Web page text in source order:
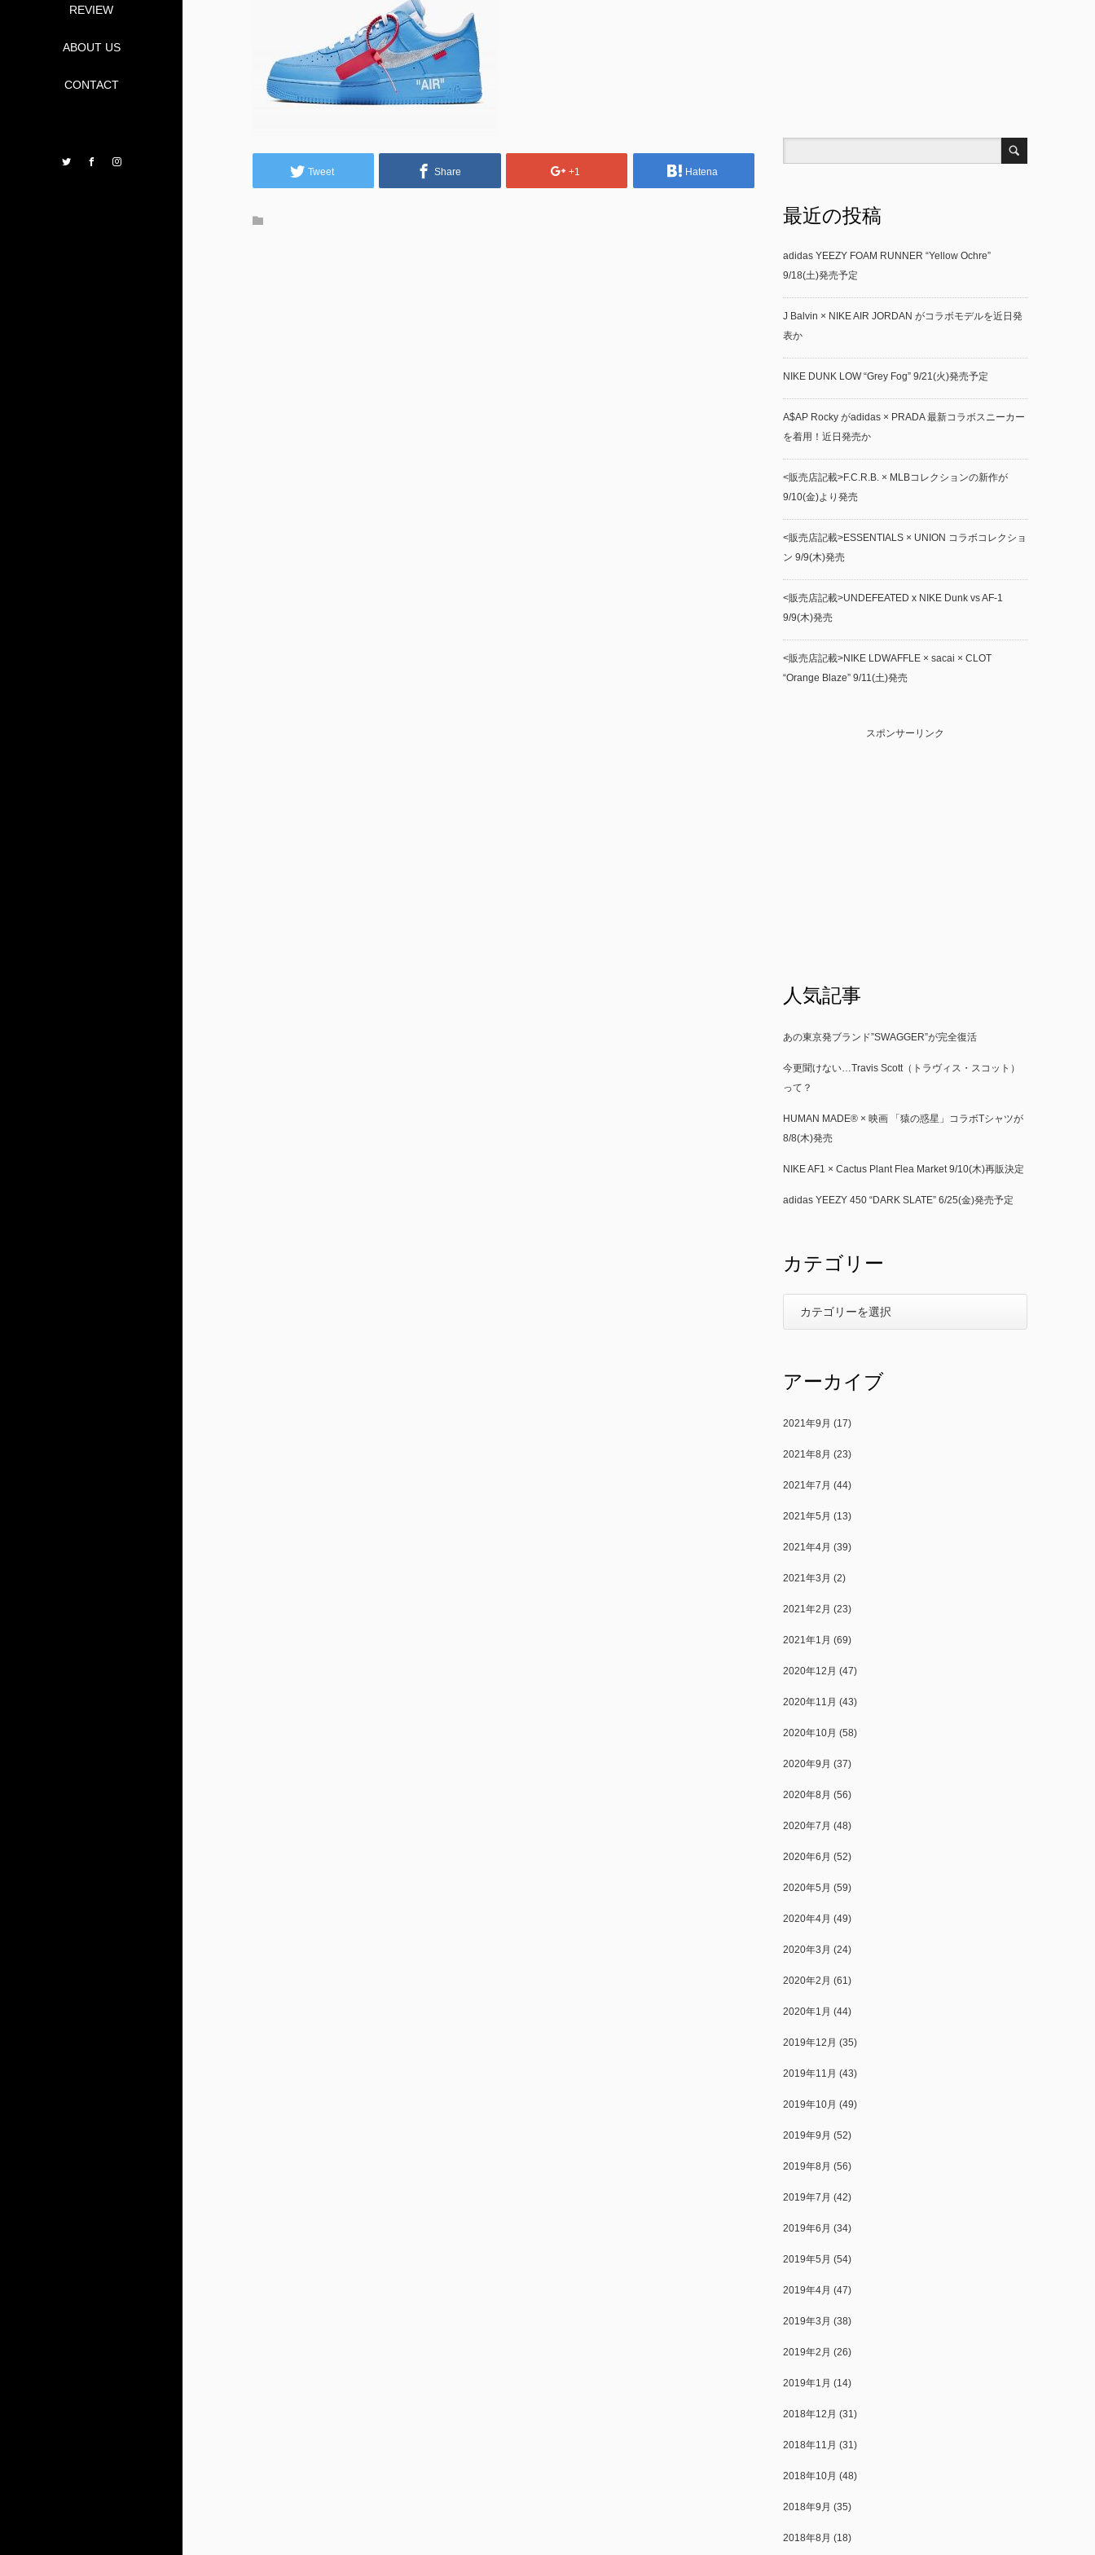
REVIEW
ABOUT US
CONTACT
TwitterFacebook
Tweet Share +1 Hatena
最近の投稿
adidas YEEZY FOAM RUNNER “Yellow Ochre”
9/18(土)発売予定
J Balvin × NIKE AIR JORDAN がコラボモデルを近日発
表か
NIKE DUNK LOW “Grey Fog” 9/21(火)発売予定
A$AP Rocky がadidas × PRADA 最新コラボスニーカー
を着用！近日発売か
<販売店記載>F.C.R.B. × MLBコレクションの新作が
9/10(金)より発売
<販売店記載>ESSENTIALS × UNION コラボコレクショ
ン 9/9(木)発売
<販売店記載>UNDEFEATED x NIKE Dunk vs AF-1
9/9(木)発売
<販売店記載>NIKE LDWAFFLE × sacai × CLOT
“Orange Blaze” 9/11(土)発売
スポンサーリンク
人気記事
あの東京発ブランド”SWAGGER”が完全復活
今更聞けない…Travis Scott（トラヴィス・スコット）
って？
HUMAN MADE®︎ × 映画 「猿の惑星」コラボTシャツが
8/8(木)発売
NIKE AF1 × Cactus Plant Flea Market 9/10(木)再販決定
adidas YEEZY 450 “DARK SLATE” 6/25(金)発売予定
カテゴリー
アーカイブ
2021年9月 (17)
2021年8月 (23)
2021年7月 (44)
2021年5月 (13)
2021年4月 (39)
2021年3月 (2)
2021年2月 (23)
2021年1月 (69)
2020年12月 (47)
2020年11月 (43)
2020年10月 (58)
2020年9月 (37)
2020年8月 (56)
2020年7月 (48)
2020年6月 (52)
2020年5月 (59)
2020年4月 (49)
2020年3月 (24)
2020年2月 (61)
2020年1月 (44)
2019年12月 (35)
2019年11月 (43)
2019年10月 (49)
2019年9月 (52)
2019年8月 (56)
2019年7月 (42)
2019年6月 (34)
2019年5月 (54)
2019年4月 (47)
2019年3月 (38)
2019年2月 (26)
2019年1月 (14)
2018年12月 (31)
2018年11月 (31)
2018年10月 (48)
2018年9月 (35)
2018年8月 (18)